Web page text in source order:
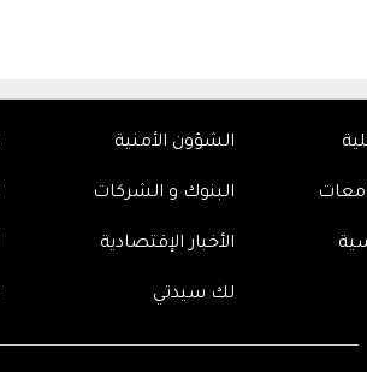
الشؤون الأمنية
البنوك و الشركات
الأخبار الإقتصادية
لك سيدتي